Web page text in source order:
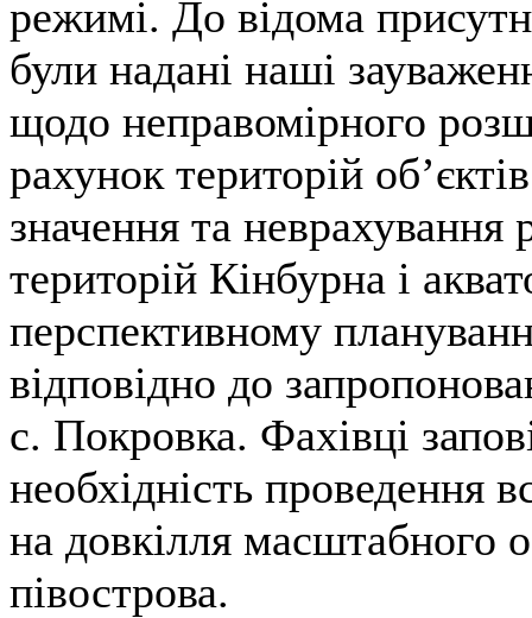
режимі. До відома
були надані наші
щодо неправомірного
рахунок територій
значення та
територій Кінбурна і
перспективному
відповідно до
с. Покровка. Фахівці
необхідність проведення
на довкілля масштабного
півострова.